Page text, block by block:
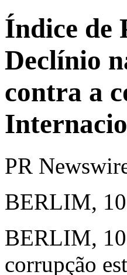
Índice de
Declínio
contra a
PR
BERLIM,
BERLIM,
corrupção